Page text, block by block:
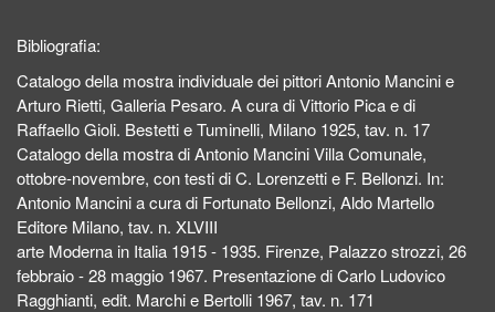
Bibliografia:
Catalogo della mostra individuale dei pittori Antonio Mancini e
Arturo Rietti, Galleria Pesaro. A cura di Vittorio Pica e di
Raffaello Gioli. Bestetti e Tuminelli, Milano 1925, tav. n. 17
Catalogo della mostra di Antonio Mancini Villa Comunale,
ottobre-novembre, con testi di C. Lorenzetti e F. Bellonzi. In:
Antonio Mancini a cura di Fortunato Bellonzi, Aldo Martello
Editore Milano, tav. n. XLVIII
arte Moderna in Italia 1915 - 1935. Firenze, Palazzo strozzi, 26
febbraio - 28 maggio 1967. Presentazione di Carlo Ludovico
Ragghianti, edit. Marchi e Bertolli 1967, tav. n. 171